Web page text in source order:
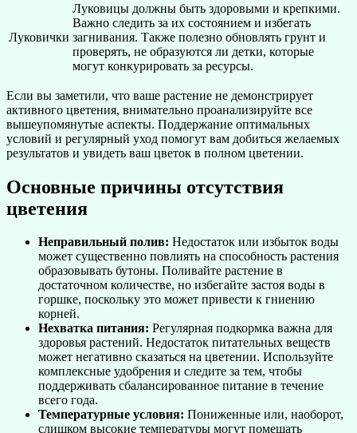
Луковички
Луковицы должны быть здоровыми и крепкими.
Важно следить за их состоянием и избегать
загнивания. Также полезно обновлять грунт и
проверять, не образуются ли детки, которые
могут конкурировать за ресурсы.
Если вы заметили, что ваше растение не демонстрирует
активного цветения, внимательно проанализируйте все
вышеупомянутые аспекты. Поддержание оптимальных
условий и регулярный уход помогут вам добиться желаемых
результатов и увидеть ваш цветок в полном цветении.
Основные причины отсутствия
цветения
Неправильный полив: Недостаток или избыток воды
может существенно повлиять на способность растения
образовывать бутоны. Поливайте растение в
достаточном количестве, но избегайте застоя воды в
горшке, поскольку это может привести к гниению
корней.
Нехватка питания: Регулярная подкормка важна для
здоровья растений. Недостаток питательных веществ
может негативно сказаться на цветении. Используйте
комплексные удобрения и следите за тем, чтобы
поддерживать сбалансированное питание в течение
всего года.
Температурные условия: Пониженные или, наоборот,
слишком высокие температуры могут помешать